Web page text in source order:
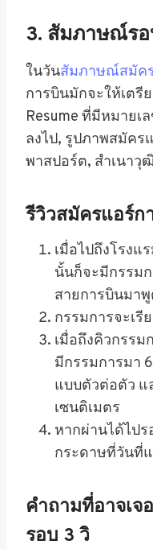
3. สัมภาษณ์รอ
ในวันสัมภาษณ์สมัค
การบินมักจะให้เตรี
Resume ที่มีหมายเ
ลงไป, รูปภาพสมัคร
พาสปอร์ต, สำเนาวุ
รีวิวสมัครแอร์ก
เมื่อไปถึงโรงแ
นั้นก็จะมีกรรมก
สายการบินมา
กรรมการจะเรี
เมื่อถึงคิวกรรม
มีกรรมการมา
แบบตัวต่อตัว แ
เซนติเมตร
หากผ่านได้ไป
กระดาษที่วันที่
คำถามที่อาจเจ
รอบ 3 วิ